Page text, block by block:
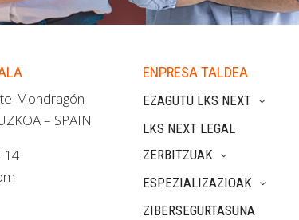
Mondragón
– SPAIN
14
ENPRESA TALDEA
EZAGUTU LKS NEXT
LKS NEXT LEGAL
ZERBITZUAK
ESPEZIALIZAZIOAK
ZIBERSEGURTASUNA